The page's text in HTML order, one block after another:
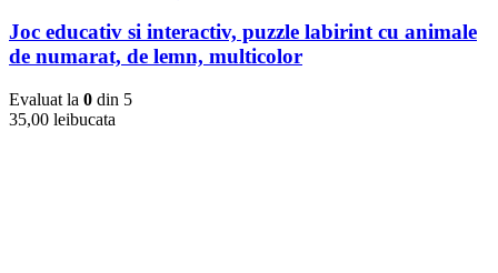
Joc educativ si interactiv, puzzle labirint cu animale
de numarat, de lemn, multicolor
Evaluat la 0 din 5
35,00 leibucata